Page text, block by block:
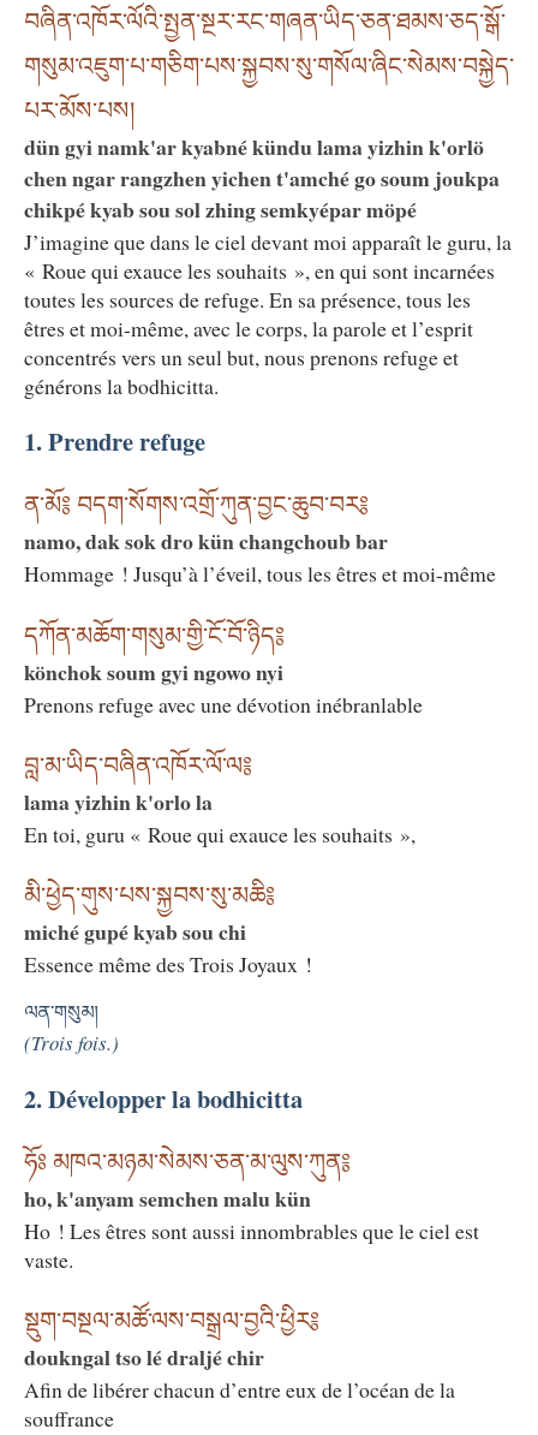
བཞིན་འཁོར་ལོའི་སྤྱན་སྔར་རང་གཞན་ཡིད་ཅན་ཐམས་ཅད་སྒོ་
གསུམ་འཇུག་པ་གཅིག་པས་སྐྱབས་སུ་གསོལ་ཞིང་སེམས་བསྐྱེད་
པར་མོས་པས།
dün gyi namk'ar kyabné kündu lama yizhin k'orlö
chen ngar rangzhen yichen t'amché go soum joukpa
chikpé kyab sou sol zhing semkyépar möpé
J’imagine que dans le ciel devant moi apparaît le guru, la
« Roue qui exauce les souhaits », en qui sont incarnées
toutes les sources de refuge. En sa présence, tous les
êtres et moi-même, avec le corps, la parole et l’esprit
concentrés vers un seul but, nous prenons refuge et
générons la bodhicitta.
1. Prendre refuge
ན་མོ༔ བདག་སོགས་འགྲོ་ཀུན་བྱང་ཆུབ་བར༔
namo, dak sok dro kün changchoub bar
Hommage ! Jusqu’à l’éveil, tous les êtres et moi-même
དཀོན་མཆོག་གསུམ་གྱི་ངོ་བོ་ཉིད༔
könchok soum gyi ngowo nyi
Prenons refuge avec une dévotion inébranlable
བླ་མ་ཡིད་བཞིན་འཁོར་ལོ་ལ༔
lama yizhin k'orlo la
En toi, guru « Roue qui exauce les souhaits »,
མི་ཕྱེད་གུས་པས་སྐྱབས་སུ་མཆི༔
miché gupé kyab sou chi
Essence même des Trois Joyaux !
ལན་གསུམ།
(Trois fois.)
2. Développer la bodhicitta
ཧོཿ མཁའ་མཉམ་སེམས་ཅན་མ་ལུས་ཀུན༔
ho, k'anyam semchen malu kün
Ho ! Les êtres sont aussi innombrables que le ciel est
vaste.
སྡུག་བསྔལ་མཚོ་ལས་བསྒྲལ་བྱའི་ཕྱིར༔
doukngal tso lé draljé chir
Afin de libérer chacun d’entre eux de l’océan de la
souffrance